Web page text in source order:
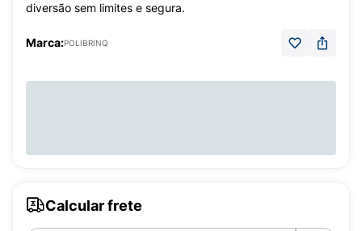
diversão sem limites e segura.
Marca:POLIBRINQ
Calcular frete